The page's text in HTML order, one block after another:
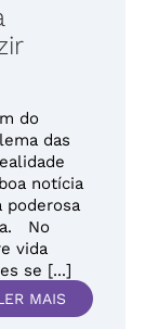
do
das
notícia
poderosa
No
vida
se [...]
MAIS